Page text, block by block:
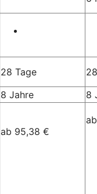
28 Tage
8 Jahre
8
ab 95,38 €